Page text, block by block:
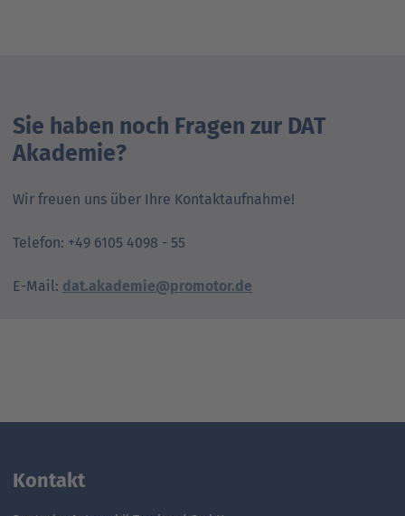
Sie haben noch Fragen zur DAT
Akademie?
Wir freuen uns über Ihre Kontaktaufnahme!
Telefon: +49 6105 4098 - 55
E-Mail: dat.akademie@promotor.de
Kontakt